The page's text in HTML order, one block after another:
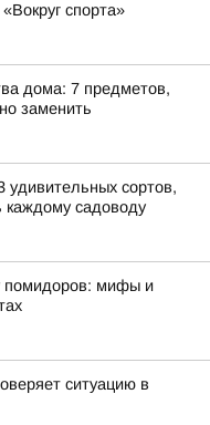
спорта»
дома: 7 предметов,
заменить
удивительных сортов,
каждому садоводу
помидоров: мифы и
ситуацию в